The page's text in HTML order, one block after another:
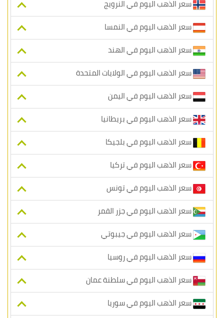
سعر الذهب اليوم في النرويج
سعر الذهب اليوم في النمسا
سعر الذهب اليوم في الهند
سعر الذهب اليوم في الولايات المتحدة
سعر الذهب اليوم في اليمن
سعر الذهب اليوم في بريطانيا
سعر الذهب اليوم في بلجيكا
سعر الذهب اليوم في تركيا
سعر الذهب اليوم في تونس
سعر الذهب اليوم في جزر القمر
سعر الذهب اليوم في جيبوتي
سعر الذهب اليوم في روسيا
سعر الذهب اليوم في سلطنة عمان
سعر الذهب اليوم في سوريا